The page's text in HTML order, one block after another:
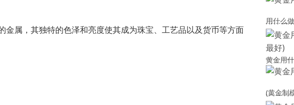
金属，其独特的色泽和亮度使其成为珠宝、工艺品以及货币等方面
用什么
黄金用
(黄金制